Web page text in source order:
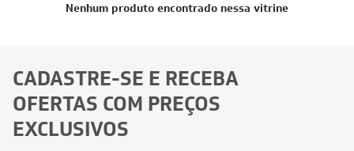
Nenhum produto encontrado nessa vitrine
CADASTRE-SE E RECEBA
OFERTAS COM PREÇOS
EXCLUSIVOS